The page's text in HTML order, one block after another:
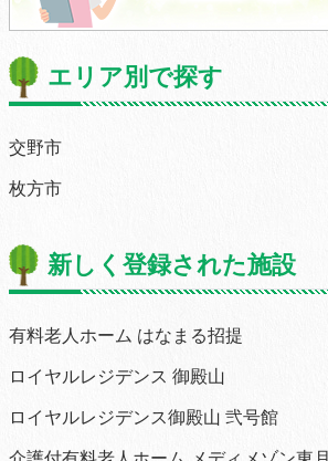
エリア別で探す
交野市
枚方市
新しく登録された施設
有料老人ホーム はなまる招提
ロイヤルレジデンス 御殿山
ロイヤルレジデンス御殿山 弐号館